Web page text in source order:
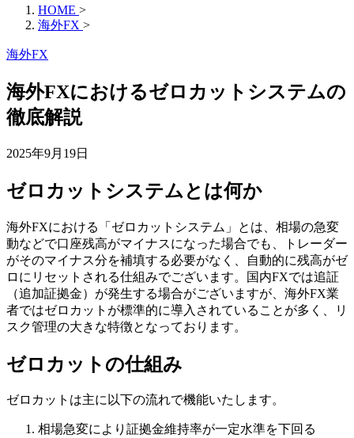
HOME >
海外FX >
海外FX
海外FXにおけるゼロカットシステムの
徹底解説
2025年9月19日
ゼロカットシステムとは何か
海外FXにおける「ゼロカットシステム」とは、相場の急変
動などで口座残高がマイナスになった場合でも、トレーダー
がそのマイナス分を補填する必要がなく、自動的に残高がゼ
ロにリセットされる仕組みでございます。国内FXでは追証
（追加証拠金）が発生する場合がございますが、海外FX業
者ではゼロカットが標準的に導入されていることが多く、リ
スク管理の大きな特徴となっております。
ゼロカットの仕組み
ゼロカットは主に以下の流れで機能いたします。
相場急変により証拠金維持率が一定水準を下回る